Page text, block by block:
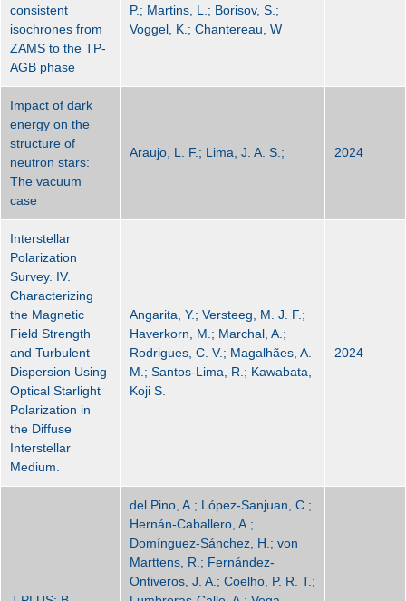
consistent
isochrones from
ZAMS to the TP-
AGB phase
P.; Martins, L.; Borisov, S.;
Voggel, K.; Chantereau, W
Impact of dark
energy on the
structure of
neutron stars:
The vacuum
case
Araujo, L. F.; Lima, J. A. S.; 2024
Interstellar
Polarization
Survey. IV.
Characterizing
the Magnetic
Field Strength
and Turbulent
Dispersion Using
Optical Starlight
Polarization in
the Diffuse
Interstellar
Medium.
Angarita, Y.; Versteeg, M. J. F.;
Haverkorn, M.; Marchal, A.;
Rodrigues, C. V.; Magalhães, A.
M.; Santos-Lima, R.; Kawabata,
Koji S.
2024
del Pino, A.; López-Sanjuan, C.;
Hernán-Caballero, A.;
Domínguez-Sánchez, H.; von
Marttens, R.; Fernández-
Ontiveros, J. A.; Coelho, P. R. T.;